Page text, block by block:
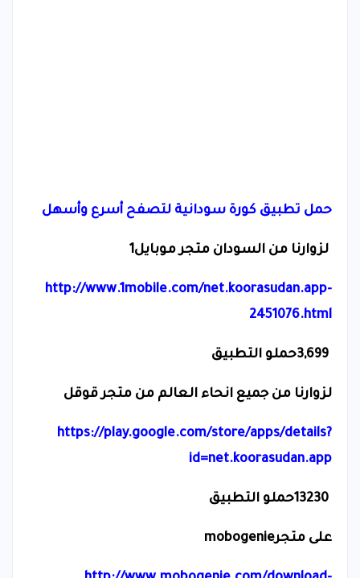
حمل تطبيق كورة سودانية لتصفح أسرع وأسهل
لزوارنا من السودان متجر موبايل1
http://www.1mobile.com/net.koorasudan.app-
2451076.html
3,699حملو التطبيق
لزوارنا من جميع انحاء العالم من متجر قوقل
https://play.google.com/store/apps/details?
id=net.koorasudan.app
13230حملو التطبيق
على متجرmobogenie